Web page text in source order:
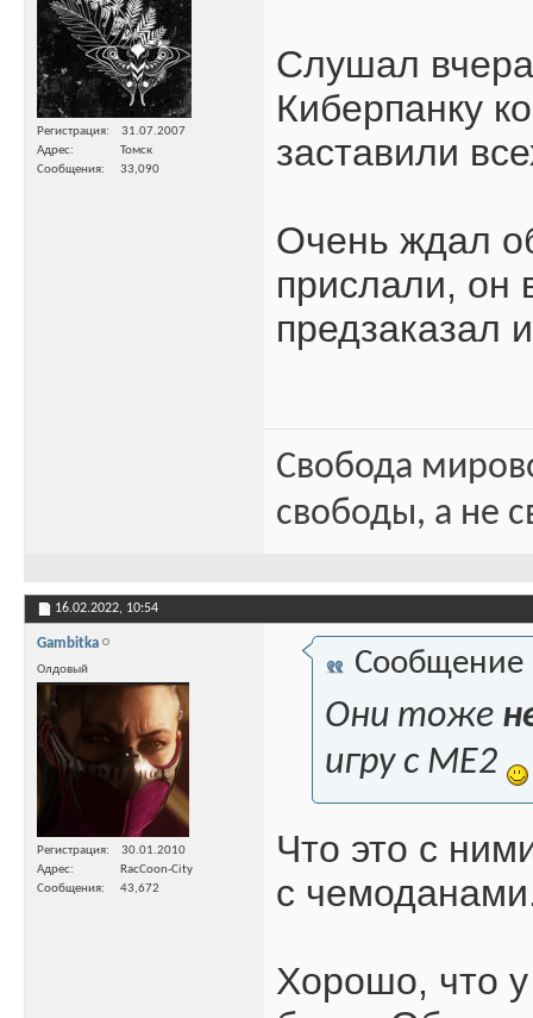
Регистрация
31.07.2007
Адрес
Томск
Сообщения
33,090
Слушал
Киберпанку
заставили
Очень ждал
прислали, он
предзаказал
Свобода
свободы, а не
16.02.2022, 10:54
Gambitka
Олдовый
Регистрация
30.01.2010
Адрес
RacCoon-City
Сообщения
43,672
Сообщение
Они тоже
игру с ME2
Что это с
с
Хорошо, что